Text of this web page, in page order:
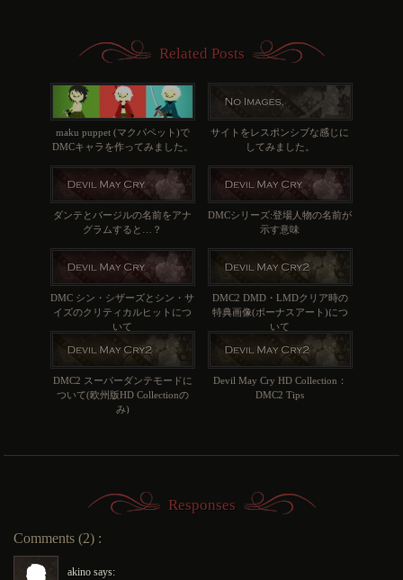
Related Posts
maku puppet (マクパペット)で
DMCキャラを作ってみました。
サイトをレスポンシブな感じに
してみました。
ダンテとバージルの名前をアナ
グラムすると…？
DMCシリーズ:登場人物の名前が
示す意味
DMC シン・シザーズとシン・サ
イズのクリティカルヒットにつ
いて
DMC2 DMD・LMDクリア時の
特典画像(ボーナスアート)につ
いて
DMC2 スーパーダンテモードに
ついて(欧州版HD Collectionの
み)
Devil May Cry HD Collection：
DMC2 Tips
Responses
Comments (2) :
akino says: